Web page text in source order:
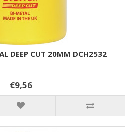
DEEP CUT 20MM DCH2532
€9,56